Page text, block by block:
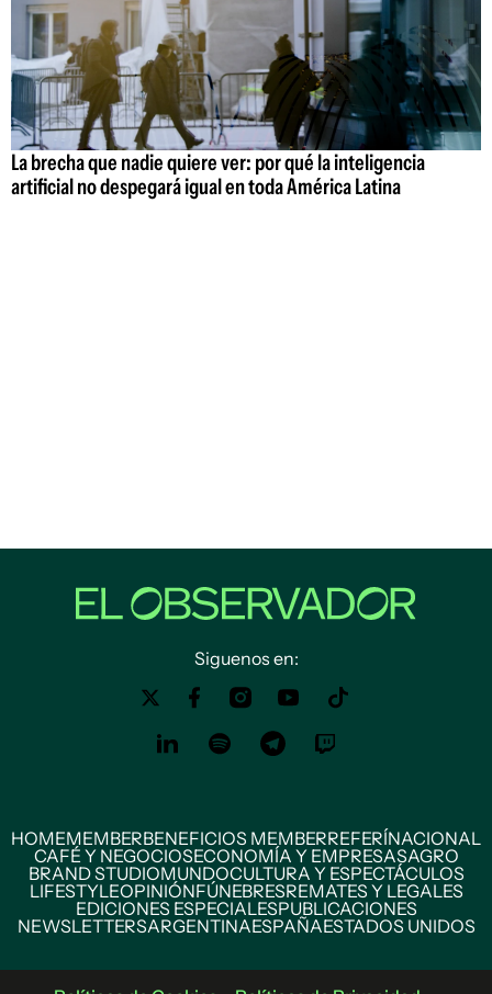
La brecha que nadie quiere ver: por qué la inteligencia
artificial no despegará igual en toda América Latina
Siguenos en:
HOMEMEMBERBENEFICIOS MEMBERREFERÍNACIONAL
CAFÉ Y NEGOCIOSECONOMÍA Y EMPRESASAGRO
BRAND STUDIOMUNDOCULTURA Y ESPECTÁCULOS
LIFESTYLEOPINIÓNFÚNEBRESREMATES Y LEGALES
EDICIONES ESPECIALESPUBLICACIONES
NEWSLETTERSARGENTINAESPAÑAESTADOS UNIDOS